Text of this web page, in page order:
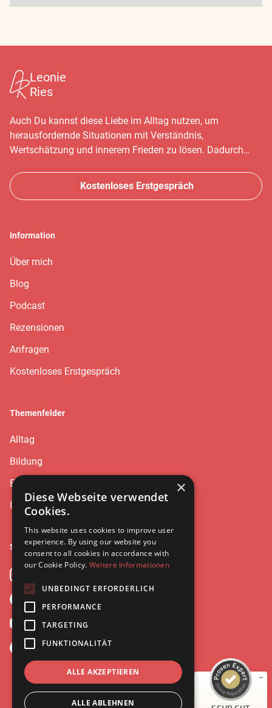
Leonie
Ries
Auch Du kannst diese Liebe im Alltag nutzen, um
herausfordernde Situationen mit Verständnis,
Wertschätzung und innerem Frieden zu lösen. Dadurch
Kind.
Kostenloses Erstgespräch
Information
Über mich
Blog
Podcast
Rezensionen
Anfragen
Kostenloses Erstgespräch
Themenfelder
Alltag
Bildung
Erziehung
Interviews
Social
Facebook
YouTube
Spotify
×
Diese Webseite verwendet
Cookies.
This website uses cookies to improve user
experience. By using our website you
consent to all cookies in accordance with
our Cookie Policy. Weitere Informationen
UNBEDINGT ERFORDERLICH
PERFORMANCE
TARGETING
FUNKTIONALITÄT
ALLE AKZEPTIEREN
ALLE ABLEHNEN
Empfehlungen auf
ProvenExpert.com
5,00
20